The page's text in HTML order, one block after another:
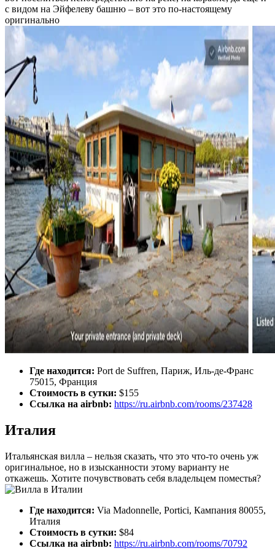
с видом на Эйфелеву башню – вот это по-настоящему
оригинально
Где находится: Port de Suffren, Париж, Иль-де-Франс
75015, Франция
Стоимость в сутки: $155
Ссылка на airbnb: https://ru.airbnb.com/rooms/237428
Италия
Итальянская вилла – нельзя сказать, что это что-то очень уж
оригинальное, но в изысканности этому варианту не
откажешь. Хотите почувствовать себя владельцем поместья?
Где находится: Via Madonnelle, Portici, Кампания 80055,
Италия
Стоимость в сутки: $84
Ссылка на airbnb: https://ru.airbnb.com/rooms/70792